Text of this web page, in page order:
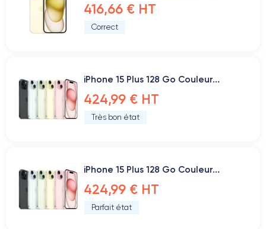
416,66 € HT
Correct
iPhone 15 Plus 128 Go Couleur...
424,99 € HT
Très bon état
iPhone 15 Plus 128 Go Couleur...
424,99 € HT
Parfait état